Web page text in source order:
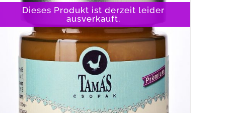
Dieses Produkt ist derzeit leider
ausverkauft.